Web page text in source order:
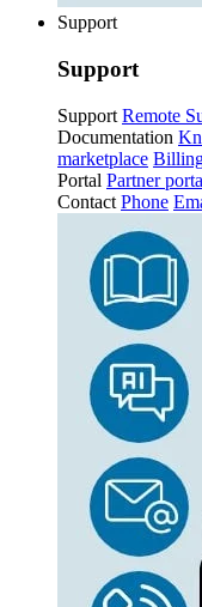
Support
Support
Support Remote
Documentation
marketplace
Portal Partner
Contact Phone